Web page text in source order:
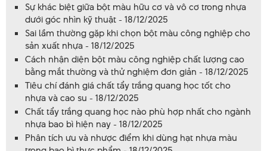
Sự khác biệt giữa bột màu hữu cơ và vô cơ trong nhựa
dưới góc nhìn kỹ thuật - 18/12/2025
Sai lầm thường gặp khi chọn bột màu công nghiệp cho
sản xuất nhựa - 18/12/2025
Cách nhận diện bột màu công nghiệp chất lượng cao
bằng mắt thường và thử nghiệm đơn giản - 18/12/2025
Tiêu chí đánh giá chất tẩy trắng quang học tốt cho
nhựa và cao su - 18/12/2025
Chất tẩy trắng quang học nào phù hợp nhất cho ngành
nhựa bao bì hiện nay - 18/12/2025
Phân tích ưu và nhược điểm khi dùng hạt nhựa màu